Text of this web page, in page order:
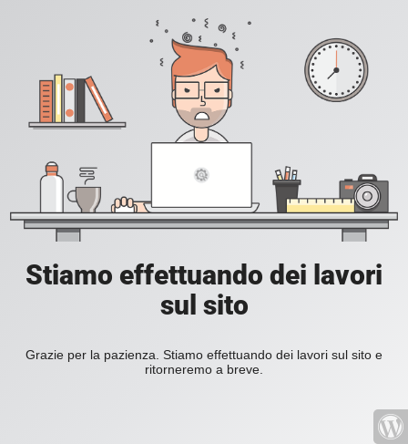
Stiamo effettuando dei lavori
sul sito
Grazie per la pazienza. Stiamo effettuando dei lavori sul sito e
ritorneremo a breve.